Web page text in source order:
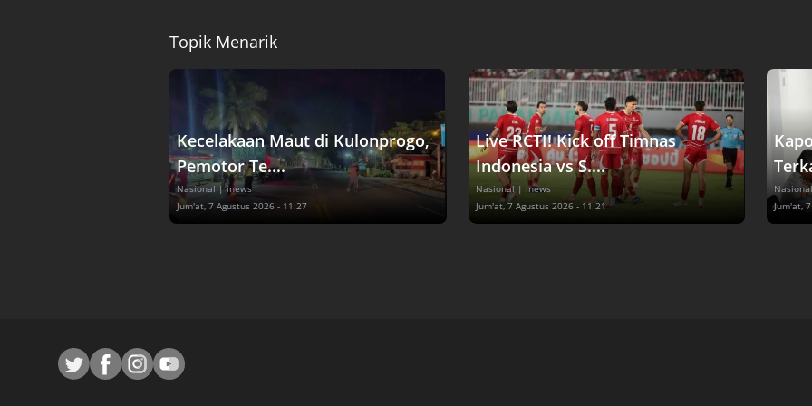
Topik Menarik
Kecelakaan Maut di Kulonprogo,
Pemotor Te....
Nasional | inews
Jum'at, 7 Agustus 2026 - 11:27
Live RCTI! Kick off Timnas
Indonesia vs S....
Nasional | inews
Jum'at, 7 Agustus 2026 - 11:21
Jum'at,